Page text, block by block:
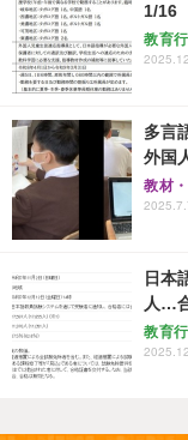
1/16
教育
多言
外国
教材
日本
人…
教育